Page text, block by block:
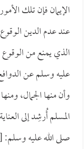
الإيمان فإن تلك
عند عدم الدين
الذي يمنع من الوقوع
عليه وسلم عن
وأن منها الجمال،
المسلم أُرشِد إلى
صلى الله عليه